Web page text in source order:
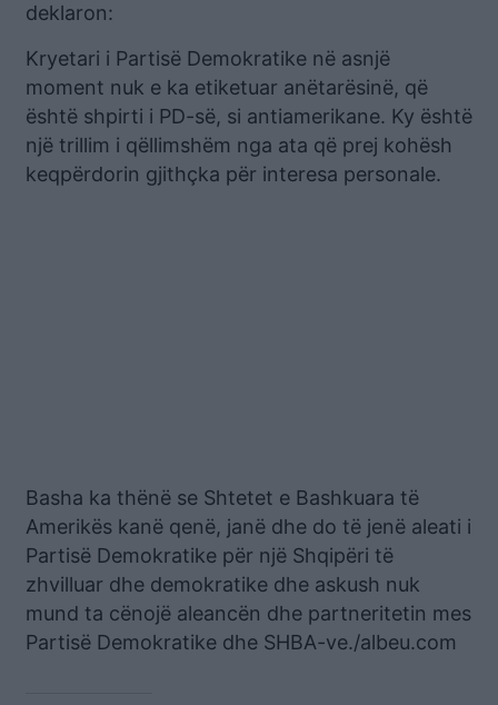
deklaron:
Kryetari i Partisë Demokratike në asnjë
moment nuk e ka etiketuar anëtarësinë, që
është shpirti i PD-së, si antiamerikane. Ky është
një trillim i qëllimshëm nga ata që prej kohësh
keqpërdorin gjithçka për interesa personale.
Basha ka thënë se Shtetet e Bashkuara të
Amerikës kanë qenë, janë dhe do të jenë aleati i
Partisë Demokratike për një Shqipëri të
zhvilluar dhe demokratike dhe askush nuk
mund ta cënojë aleancën dhe partneritetin mes
Partisë Demokratike dhe SHBA-ve./albeu.com